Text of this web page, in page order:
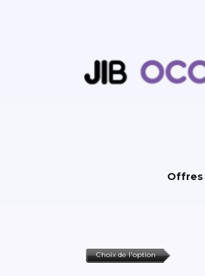
Offres
Choix de l'option